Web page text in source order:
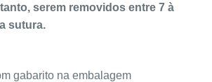
serem removidos entre 7 à
sutura.
gabarito na embalagem